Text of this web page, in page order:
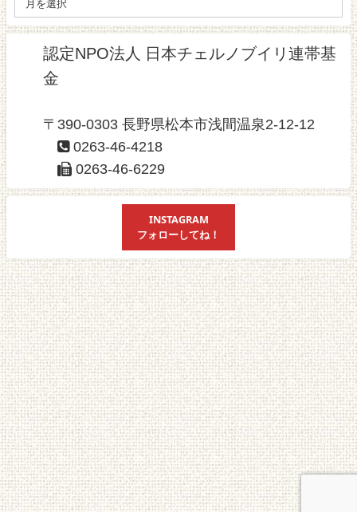
認定NPO法人 日本チェルノブイリ連帯基
金
〒390-0303 長野県松本市浅間温泉2-12-12
0263-46-4218
0263-46-6229
INSTAGRAM
フォローしてね！